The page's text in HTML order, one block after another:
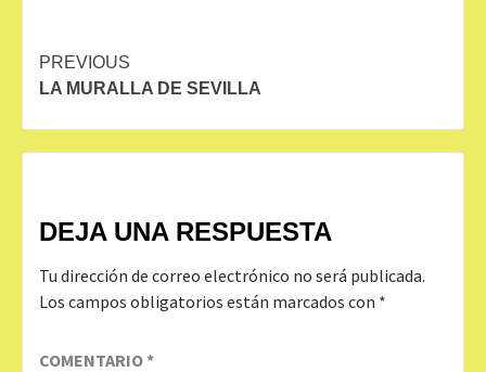
Continue
Reading
PREVIOUS
LA MURALLA DE SEVILLA
DEJA UNA RESPUESTA
Tu dirección de correo electrónico no será publicada.
Los campos obligatorios están marcados con *
COMENTARIO*